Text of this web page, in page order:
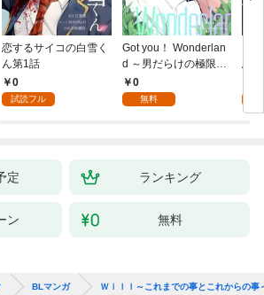
恋するサイコの白雪く
ん第1話
0
試読フル
Got you！ Wonderlan
d ～男だらけの極限ラ
ブ～(1)
0
無料
鳥
定 ランキング
ン 無料
BLマンガ Ｗｉｌｌ～これまでの事とこれからの事